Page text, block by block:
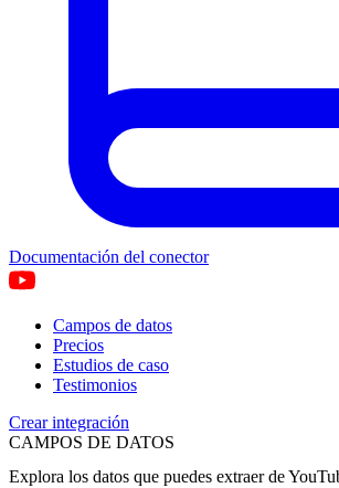
Documentación del conector
Campos de datos
Precios
Estudios de caso
Testimonios
Crear integración
CAMPOS DE DATOS
Explora los datos que puedes extraer de